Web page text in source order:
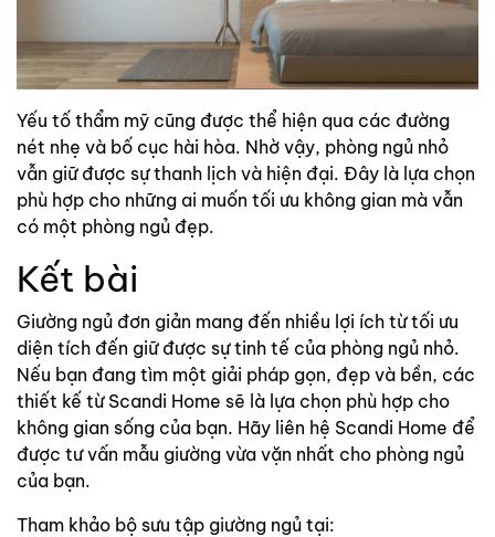
Yếu tố thẩm mỹ cũng được thể hiện qua các đường
nét nhẹ và bố cục hài hòa. Nhờ vậy, phòng ngủ nhỏ
vẫn giữ được sự thanh lịch và hiện đại. Đây là lựa chọn
phù hợp cho những ai muốn tối ưu không gian mà vẫn
có một phòng ngủ đẹp.
Kết bài
Giường ngủ đơn giản mang đến nhiều lợi ích từ tối ưu
diện tích đến giữ được sự tinh tế của phòng ngủ nhỏ.
Nếu bạn đang tìm một giải pháp gọn, đẹp và bền, các
thiết kế từ Scandi Home sẽ là lựa chọn phù hợp cho
không gian sống của bạn. Hãy liên hệ Scandi Home để
được tư vấn mẫu giường vừa vặn nhất cho phòng ngủ
của bạn.
Tham khảo bộ sưu tập giường ngủ tại: